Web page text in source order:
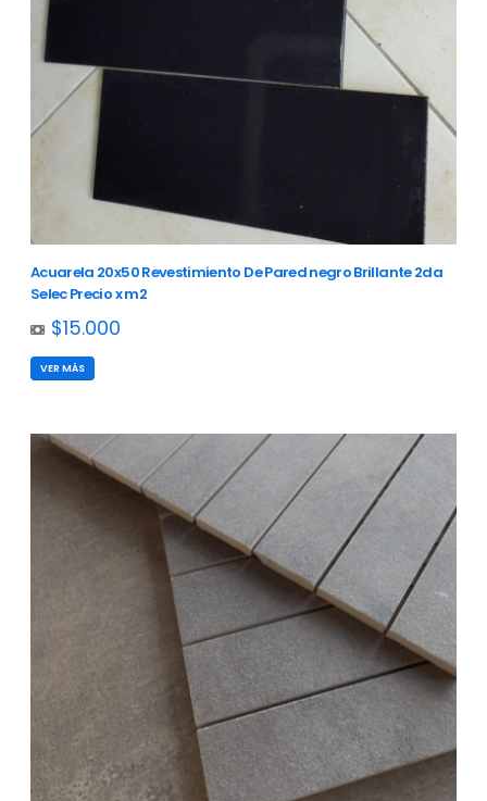
Acuarela 20x50 Revestimiento De Pared negro Brillante 2da
Selec Precio x m2
$15.000
VER MÁS